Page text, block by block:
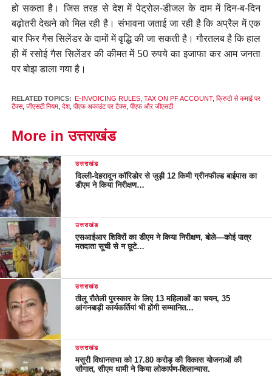
हो सकता है। जिस तरह से देश में पेट्रोल-डीजल के दाम में दिन-ब-दिन
बढ़ोतरी देखने को मिल रही है। संभावना जताई जा रही है कि अप्रैल में एक
बार फिर गैस सिलेंडर के दामों में वृद्धि की जा सकती है। गौरतलब है कि हाल
ही में रसोई गैस सिलेंडर की कीमत में 50 रुपये का इजाफा कर आम जनता
पर बोझ डाला गया है।
RELATED TOPICS: E-INVOICING RULES, TAX ON PF ACCOUNT, क्रिप्टो से कमाई पर
टैक्स, जीएसटी नियम, देश, पीएफ अकाउंट पर टैक्स, पीएफ औऱ जीएसटी
More in उत्तराखंड
उत्तराखंड
दिल्ली-देहरादून कॉरिडोर से जुड़ी 12 किमी ग्रीनफील्ड बाईपास का
डीएम ने किया निरीक्षण…
उत्तराखंड
एसआईआर शिविरों का डीएम ने किया निरीक्षण, बोले—कोई पात्र
मतदाता सूची से न छूटे…
उत्तराखंड
तीलू रौतेली पुरस्कार के लिए 13 महिलाओं का चयन, 35
आंगनबाड़ी कार्यकर्तियां भी होंगी सम्मानित…
उत्तराखंड
मसूरी विधानसभा को 17.80 करोड़ की विकास योजनाओं की
सौगात, सीएम धामी ने किया लोकार्पण-शिलान्यास.